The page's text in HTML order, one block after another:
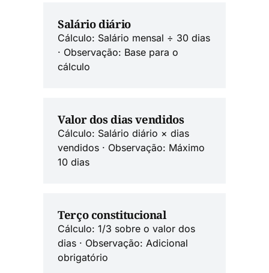
Salário diário
Cálculo: Salário mensal ÷ 30 dias
· Observação: Base para o
cálculo
Valor dos dias vendidos
Cálculo: Salário diário × dias
vendidos · Observação: Máximo
10 dias
Terço constitucional
Cálculo: 1/3 sobre o valor dos
dias · Observação: Adicional
obrigatório